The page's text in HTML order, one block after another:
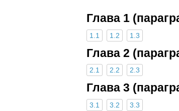
Глава 1
1.1 1.2 1.3
Глава 2
2.1 2.2 2.3
Глава 3
3.1 3.2 3.3